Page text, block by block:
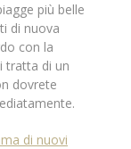
più belle
di nuova
con la
tratta di un
dovrete
di nuovi